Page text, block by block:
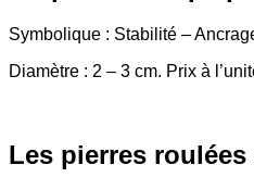
Symbolique : Stabilité –
Diamètre : 2 – 3 cm. Prix à
Les pierres roulées